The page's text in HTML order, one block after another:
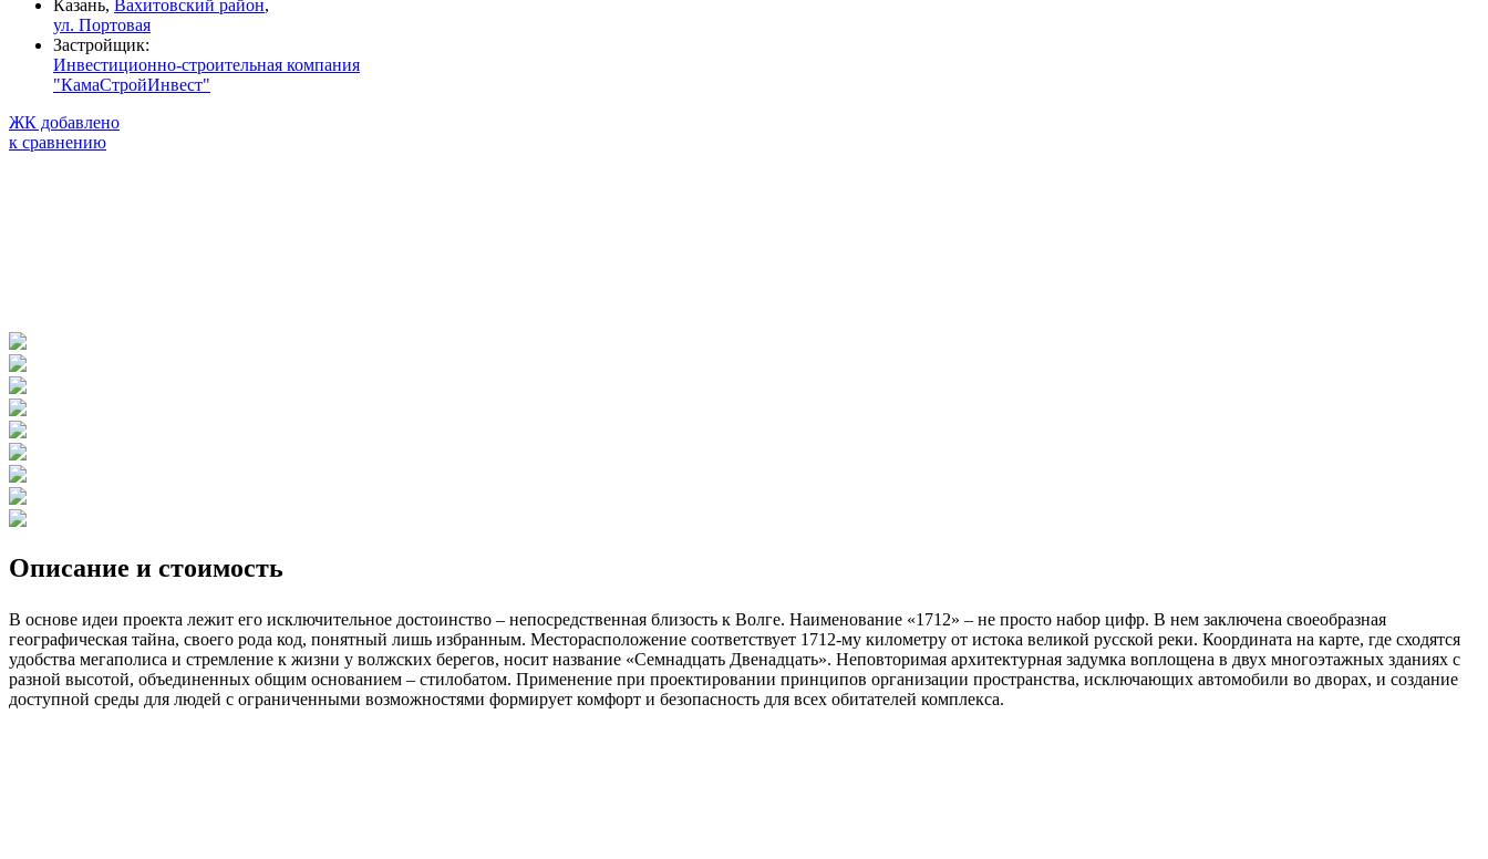
Казань, Вахитовский район,
ул. Портовая
Застройщик:
Инвестиционно-строительная компания
"КамаСтройИнвест"
ЖК добавлено
к сравнению
Описание и стоимость
В основе идеи проекта лежит его исключительное достоинство – непосредственная близость к Волге. Наименование «1712» – не просто набор цифр. В нем заключена своеобразная
географическая тайна, своего рода код, понятный лишь избранным. Месторасположение соответствует 1712-му километру от истока великой русской реки. Координата на карте, где сходятся
удобства мегаполиса и стремление к жизни у волжских берегов, носит название «Семнадцать Двенадцать». Неповторимая архитектурная задумка воплощена в двух многоэтажных зданиях с
разной высотой, объединенных общим основанием – стилобатом. Применение при проектировании принципов организации пространства, исключающих автомобили во дворах, и создание
доступной среды для людей с ограниченными возможностями формирует комфорт и безопасность для всех обитателей комплекса.